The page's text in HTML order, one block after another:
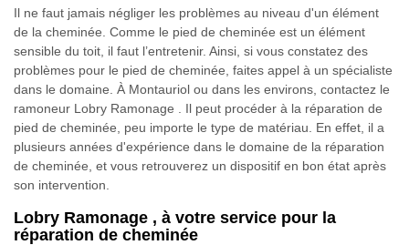
Il ne faut jamais négliger les problèmes au niveau d'un élément
de la cheminée. Comme le pied de cheminée est un élément
sensible du toit, il faut l’entretenir. Ainsi, si vous constatez des
problèmes pour le pied de cheminée, faites appel à un spécialiste
dans le domaine. À Montauriol ou dans les environs, contactez le
ramoneur Lobry Ramonage . Il peut procéder à la réparation de
pied de cheminée, peu importe le type de matériau. En effet, il a
plusieurs années d'expérience dans le domaine de la réparation
de cheminée, et vous retrouverez un dispositif en bon état après
son intervention.
Lobry Ramonage , à votre service pour la
réparation de cheminée